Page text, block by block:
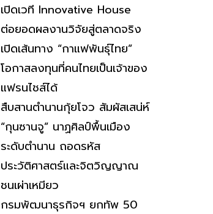
เปิดเวที Innovative House
ต่อยอดผลงานวิจัยสู่ตลาดจริง
เปิดเส้นทาง “กาแฟพันธุ์ไทย”
โอกาสลงทุนที่คนไทยเป็นเจ้าของ
แฟรนไชส์ได้
สืบสานตำนานกุ้ยโจว สัมผัสเสน่ห์
“กุนซานจู” นาฏศิลป์พื้นเมือง
ระดับตำนาน ถอดรหัส
ประวัติศาสตร์และจิตวิญญาณ
ชนเผ่าเหมียว
กรมพัฒนาธุรกิจฯ ยกทัพ 50